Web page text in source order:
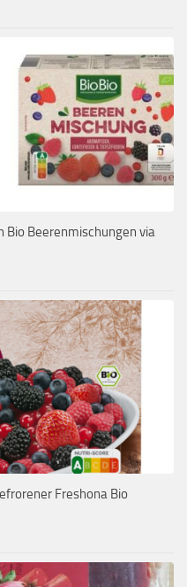
Bio Beerenmischungen via
Freshona Bio